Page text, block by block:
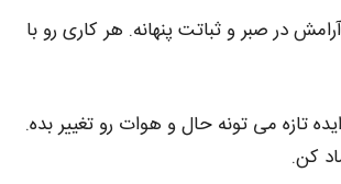
در صبر و ثباتت پنهانه. هر کاری رو با
تازه می‌ تونه حال‌ و هوات رو تغییر بده.
کن.